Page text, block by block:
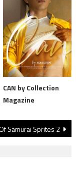
CAN by Collection
Magazine
Samurai Sprites 2